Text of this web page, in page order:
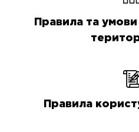
Правила та
Правила